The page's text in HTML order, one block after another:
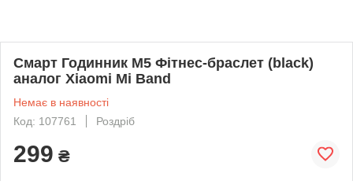
Смарт Годинник M5 Фітнес-браслет (black)
аналог Xiaomi Mi Band
Немає в наявності
Код: 107761
Роздріб
299 ₴